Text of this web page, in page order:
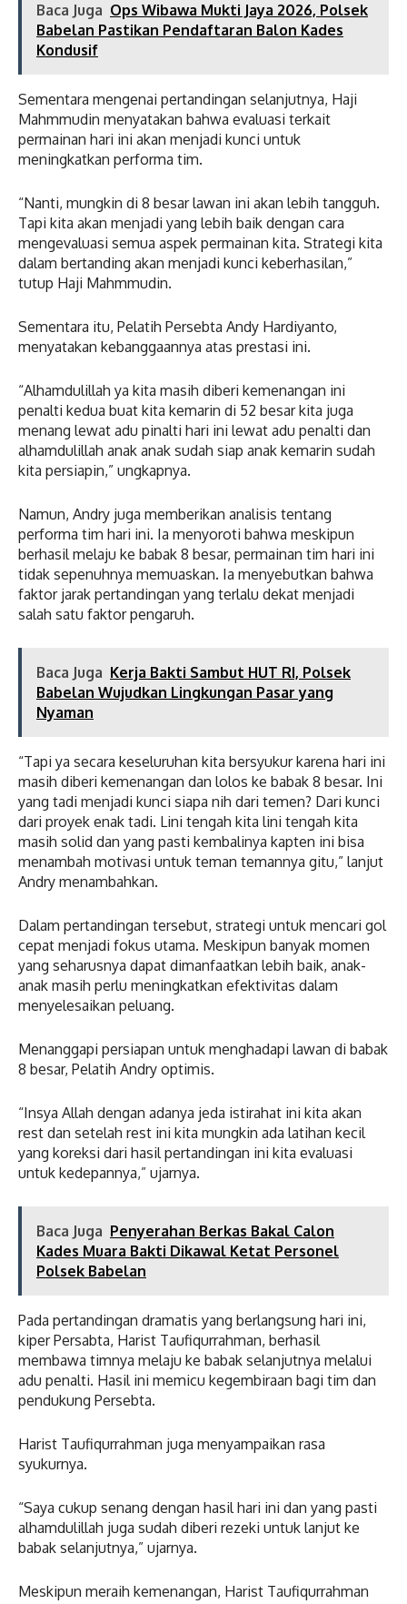
Baca Juga Ops Wibawa Mukti Jaya 2026, Polsek
Babelan Pastikan Pendaftaran Balon Kades
Kondusif
Sementara mengenai pertandingan selanjutnya, Haji
Mahmmudin menyatakan bahwa evaluasi terkait
permainan hari ini akan menjadi kunci untuk
meningkatkan performa tim.
“Nanti, mungkin di 8 besar lawan ini akan lebih tangguh.
Tapi kita akan menjadi yang lebih baik dengan cara
mengevaluasi semua aspek permainan kita. Strategi kita
dalam bertanding akan menjadi kunci keberhasilan,”
tutup Haji Mahmmudin.
Sementara itu, Pelatih Persebta Andy Hardiyanto,
menyatakan kebanggaannya atas prestasi ini.
“Alhamdulillah ya kita masih diberi kemenangan ini
penalti kedua buat kita kemarin di 52 besar kita juga
menang lewat adu pinalti hari ini lewat adu penalti dan
alhamdulillah anak anak sudah siap anak kemarin sudah
kita persiapin,” ungkapnya.
Namun, Andry juga memberikan analisis tentang
performa tim hari ini. Ia menyoroti bahwa meskipun
berhasil melaju ke babak 8 besar, permainan tim hari ini
tidak sepenuhnya memuaskan. Ia menyebutkan bahwa
faktor jarak pertandingan yang terlalu dekat menjadi
salah satu faktor pengaruh.
Baca Juga Kerja Bakti Sambut HUT RI, Polsek
Babelan Wujudkan Lingkungan Pasar yang
Nyaman
“Tapi ya secara keseluruhan kita bersyukur karena hari ini
masih diberi kemenangan dan lolos ke babak 8 besar. Ini
yang tadi menjadi kunci siapa nih dari temen? Dari kunci
dari proyek enak tadi. Lini tengah kita lini tengah kita
masih solid dan yang pasti kembalinya kapten ini bisa
menambah motivasi untuk teman temannya gitu,” lanjut
Andry menambahkan.
Dalam pertandingan tersebut, strategi untuk mencari gol
cepat menjadi fokus utama. Meskipun banyak momen
yang seharusnya dapat dimanfaatkan lebih baik, anak-
anak masih perlu meningkatkan efektivitas dalam
menyelesaikan peluang.
Menanggapi persiapan untuk menghadapi lawan di babak
8 besar, Pelatih Andry optimis.
“Insya Allah dengan adanya jeda istirahat ini kita akan
rest dan setelah rest ini kita mungkin ada latihan kecil
yang koreksi dari hasil pertandingan ini kita evaluasi
untuk kedepannya,” ujarnya.
Baca Juga Penyerahan Berkas Bakal Calon
Kades Muara Bakti Dikawal Ketat Personel
Polsek Babelan
Pada pertandingan dramatis yang berlangsung hari ini,
kiper Persabta, Harist Taufiqurrahman, berhasil
membawa timnya melaju ke babak selanjutnya melalui
adu penalti. Hasil ini memicu kegembiraan bagi tim dan
pendukung Persebta.
Harist Taufiqurrahman juga menyampaikan rasa
syukurnya.
“Saya cukup senang dengan hasil hari ini dan yang pasti
alhamdulillah juga sudah diberi rezeki untuk lanjut ke
babak selanjutnya,” ujarnya.
Meskipun meraih kemenangan, Harist Taufiqurrahman